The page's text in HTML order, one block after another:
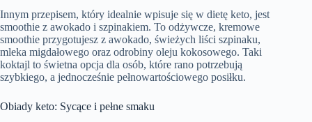
Innym przepisem, który idealnie wpisuje się w dietę keto, jest
smoothie z awokado i szpinakiem. To odżywcze, kremowe
smoothie przygotujesz z awokado, świeżych liści szpinaku,
mleka migdałowego oraz odrobiny oleju kokosowego. Taki
koktajl to świetna opcja dla osób, które rano potrzebują
szybkiego, a jednocześnie pełnowartościowego posiłku.
Obiady keto: Sycące i pełne smaku